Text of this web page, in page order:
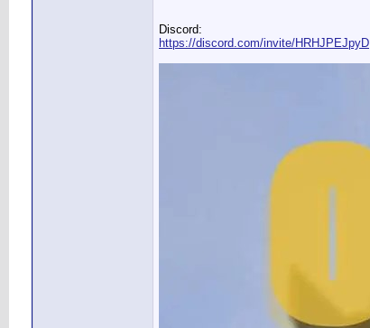
Discord:
https://discord.com/invite/HRHJPEJpyD